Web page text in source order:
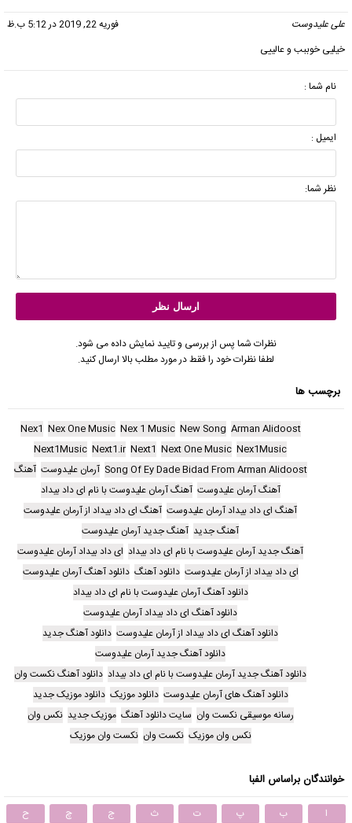
علی علیدوست
فوریه 22, 2019 در 5:12 ب.ظ
خیلیی خوببب و عالییی
نام شما :
ایمیل :
نظر شما:
نظرات شما پس از بررسی و تایید نمایش داده می شود.
لطفا نظرات خود را فقط در مورد مطلب بالا ارسال کنید.
برچسب ها
Arman Alidoost
New Song
Nex 1 Music
Nex One Music
Nex1
Nex1Music
Next One Music
Next1
Next1.ir
Next1Music
Song Of Ey Dade Bidad From Arman Alidoost آرمان علیدوست آهنگ
آهنگ آرمان علیدوست آهنگ آرمان علیدوست با نام ای داد بیداد
آهنگ ای داد بیداد آرمان علیدوست آهنگ ای داد بیداد از آرمان علیدوست
آهنگ جدید آهنگ جدید آرمان علیدوست
آهنگ جدید آرمان علیدوست با نام ای داد بیداد ای داد بیداد آرمان علیدوست
ای داد بیداد از آرمان علیدوست دانلود آهنگ دانلود آهنگ آرمان علیدوست
دانلود آهنگ آرمان علیدوست با نام ای داد بیداد
دانلود آهنگ ای داد بیداد آرمان علیدوست
دانلود آهنگ ای داد بیداد از آرمان علیدوست دانلود آهنگ جدید
دانلود آهنگ جدید آرمان علیدوست
دانلود آهنگ جدید آرمان علیدوست با نام ای داد بیداد دانلود آهنگ نکست وان
دانلود آهنگ های آرمان علیدوست دانلود موزیک دانلود موزیک جدید
رسانه موسیقی نکست وان سایت دانلود آهنگ موزیک جدید نکس وان
نکس وان موزیک نکست وان نکست وان موزیک
خوانندگان براساس الفبا
ا ب پ ت ث ج چ
ح